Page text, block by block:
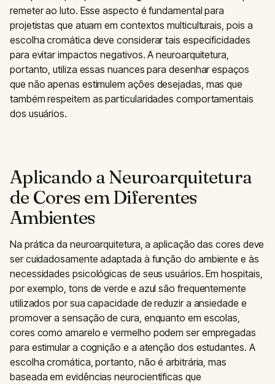
remeter ao luto. Esse aspecto é fundamental para
projetistas que atuam em contextos multiculturais, pois a
escolha cromática deve considerar tais especificidades
para evitar impactos negativos. A neuroarquitetura,
portanto, utiliza essas nuances para desenhar espaços
que não apenas estimulem ações desejadas, mas que
também respeitem as particularidades comportamentais
dos usuários.
Aplicando a Neuroarquitetura
de Cores em Diferentes
Ambientes
Na prática da neuroarquitetura, a aplicação das cores deve
ser cuidadosamente adaptada à função do ambiente e às
necessidades psicológicas de seus usuários. Em hospitais,
por exemplo, tons de verde e azul são frequentemente
utilizados por sua capacidade de reduzir a ansiedade e
promover a sensação de cura, enquanto em escolas,
cores como amarelo e vermelho podem ser empregadas
para estimular a cognição e a atenção dos estudantes. A
escolha cromática, portanto, não é arbitrária, mas
baseada em evidências neurocientíficas que